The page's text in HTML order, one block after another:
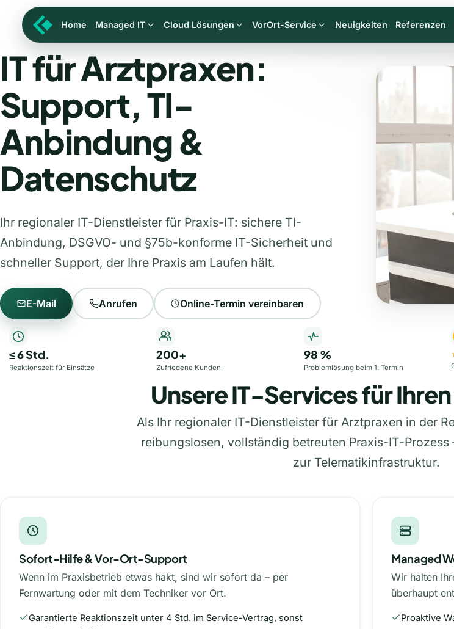
Home Managed IT Cloud Lösungen VorOrt-Service Neuigkeiten Referenzen
IT für Arztpraxen:
Support, TI-
Anbindung &
Datenschutz
Ihr regionaler IT-Dienstleister für Praxis-IT: sichere TI-
Anbindung, DSGVO- und §75b-konforme IT-Sicherheit und
schneller Support, der Ihre Praxis am Laufen hält.
E-Mail Anrufen Online-Termin vereinbaren
≤6Std.
Reaktionszeit für Einsätze
200+
Zufriedene Kunden
98 %
Problemlösung beim 1. Termin
Unsere IT-Services für
Als Ihr regionaler IT-Dienstleister für Arztpraxen in der
reibungslosen, vollständig betreuten Praxis-IT-
zur Telematikinfrastruktur.
Sofort-Hilfe & Vor-Ort-Support
Wenn im Praxisbetrieb etwas hakt, sind wir sofort da – per
Fernwartung oder mit dem Techniker vor Ort.
Garantierte Reaktionszeit unter 4 Std. im Service-Vertrag, sonst
Managed
Wir halten
überhaupt
Proaktive